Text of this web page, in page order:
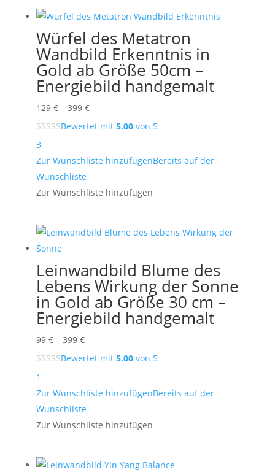
Würfel des Metatron
Wandbild Erkenntnis in
Gold ab Größe 50cm –
Energiebild handgemalt
129 € – 399 €Preisspanne:
129 €
399 €
Bewertet mit 5.00von 5
3
Zur Wunschliste hinzufügenBereits auf der
Wunschliste
Zur Wunschliste hinzufügen
Leinwandbild Blume des
Lebens Wirkung der Sonne
in Gold ab Größe 30 cm –
Energiebild handgemalt
99 € – 399 €Preisspanne:
99 €
399 €
Bewertet mit 5.00von 5
1
Zur Wunschliste hinzufügenBereits auf der
Wunschliste
Zur Wunschliste hinzufügen